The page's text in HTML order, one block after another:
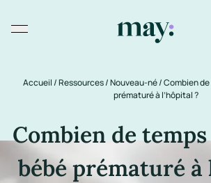
Accueil/Ressources/Nouveau-né/Combien
prématuré à l’hôpital ?
Combien de
bébé prématuré à